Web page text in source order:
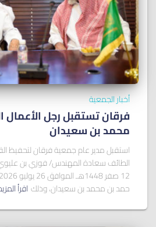
أخبار الجمعية
فرقان تستقبل رجل الأعمال
ﻣﺤﻤﺪ ﺑﻦ ﺳﻌﻴﺪان
استقبل مدير عام جمعية فرقان لتحفيظ
الطائف سعادة المهندس/ فوزي بن عليوي
حمد بن محمد بن سعيدان، وذلك اقرأ